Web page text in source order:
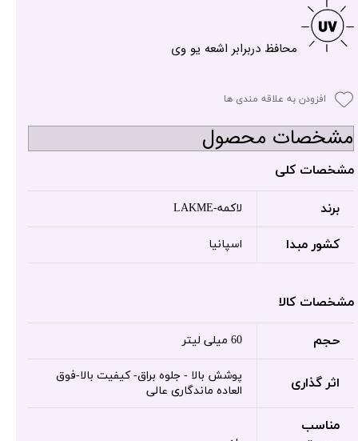
محافظ دربرابر اشعه یو وی
افزودن به علاقه مندی ها
مشخصات محصول
مشخصات کلی
برند لاکمه-LAKME
کشور مبدا اسپانیا
مشخصات کالا
حجم 60 میلی لیتر
اثر گذاری
پوشش بالا - جلوه براق- کیفیت بالا-فوق
العاده ماندگاری عالی
مناسب